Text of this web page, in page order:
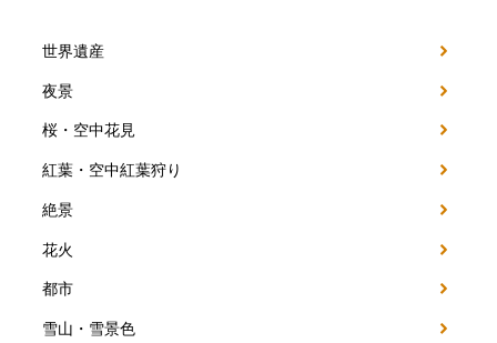
世界遺産
夜景
桜・空中花見
紅葉・空中紅葉狩り
絶景
花火
都市
雪山・雪景色